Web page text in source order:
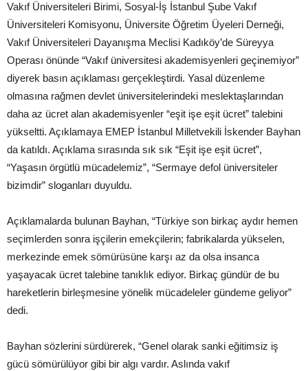
Vakıf Üniversiteleri Birimi, Sosyal-İş İstanbul Şube Vakıf
Üniversiteleri Komisyonu, Üniversite Öğretim Üyeleri Derneği,
Vakıf Üniversiteleri Dayanışma Meclisi Kadıköy’de Süreyya
Operası önünde “Vakıf üniversitesi akademisyenleri geçinemiyor”
diyerek basın açıklaması gerçekleştirdi. Yasal düzenleme
olmasına rağmen devlet üniversitelerindeki meslektaşlarından
daha az ücret alan akademisyenler “eşit işe eşit ücret” talebini
yükseltti. Açıklamaya EMEP İstanbul Milletvekili İskender Bayhan
da katıldı. Açıklama sırasında sık sık “Eşit işe eşit ücret”,
“Yaşasın örgütlü mücadelemiz”, “Sermaye defol üniversiteler
bizimdir” sloganları duyuldu.
Açıklamalarda bulunan Bayhan, “Türkiye son birkaç aydır hemen
seçimlerden sonra işçilerin emekçilerin; fabrikalarda yükselen,
merkezinde emek sömürüsüne karşı az da olsa insanca
yaşayacak ücret talebine tanıklık ediyor. Birkaç gündür de bu
hareketlerin birleşmesine yönelik mücadeleler gündeme geliyor”
dedi.
Bayhan sözlerini sürdürerek, “Genel olarak sanki eğitimsiz iş
gücü sömürülüyor gibi bir algı vardır. Aslında vakıf